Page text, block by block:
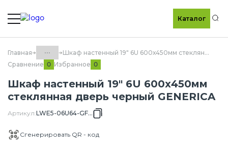
Каталог
Главная ...
60.20 Оборудование
телекоммуникационное
GENERICA
GENERICA
Шкаф настенный 19" 6U 600х450мм стеклянная дверь черный GENERICA
Сравнение 0 Избранное 0
Шкаф настенный 19" 6U 600х450мм
стеклянная дверь черный GENERICA
Артикул:LWE5-06U64-GF-G
Сгенерировать QR - код